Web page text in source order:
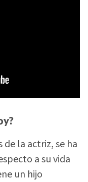
la actriz, se ha
a su vida
un hijo